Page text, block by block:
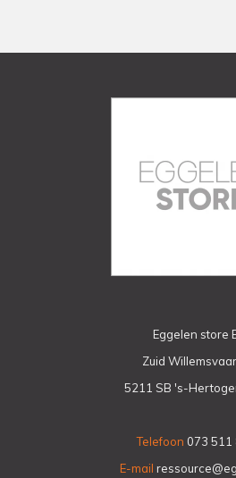
Eggelen store
Zuid
5211 SB 's-
Telefoon 073 511
E-mail